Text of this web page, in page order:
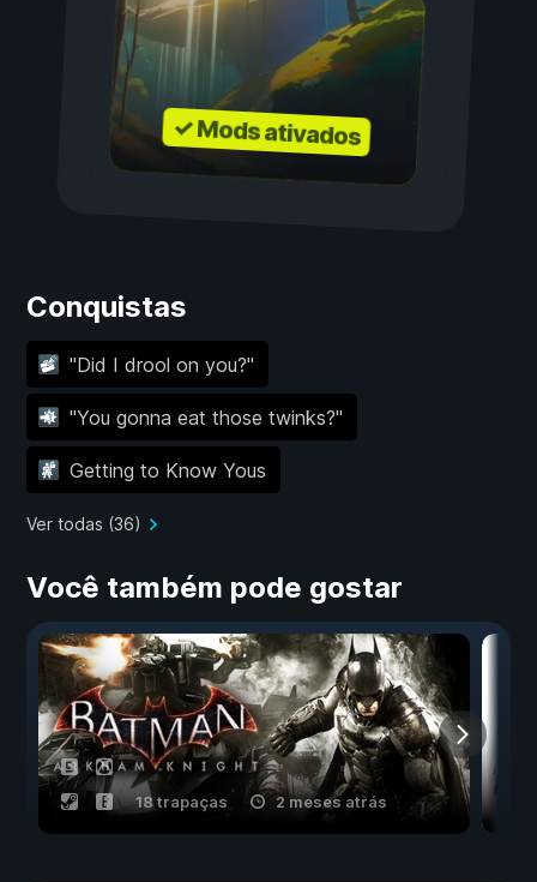
✓ Mods ativados
Conquistas
"Did I drool on you?"
"You gonna eat those twinks?"
Getting to Know Yous
Ver todas (36)
Você também pode gostar
18 trapaças 2 meses atrás